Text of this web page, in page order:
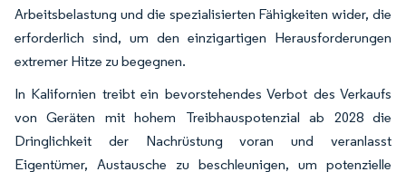
Arbeitsbelastung und die spezialisierten Fähigkeiten wider, die
erforderlich sind, um den einzigartigen Herausforderungen
extremer Hitze zu begegnen.
In Kalifornien treibt ein bevorstehendes Verbot des Verkaufs
von Geräten mit hohem Treibhauspotenzial ab 2028 die
Dringlichkeit der Nachrüstung voran und veranlasst
Eigentümer, Austausche zu beschleunigen, um potenzielle